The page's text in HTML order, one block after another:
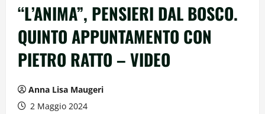
“L’ANIMA”, PENSIERI DAL BOSCO.
QUINTO APPUNTAMENTO CON
PIETRO RATTO – VIDEO
Anna Lisa Maugeri
2 Maggio 2024